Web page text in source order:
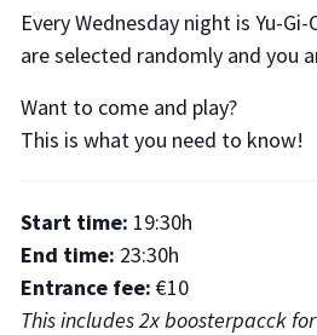
Every Wednesday night is Yu-
are selected randomly and you
Want to come and play?
This is what you need to know!
Start time: 19:30h
End time: 23:30h
Entrance fee: €10
This includes 2x boosterpacck